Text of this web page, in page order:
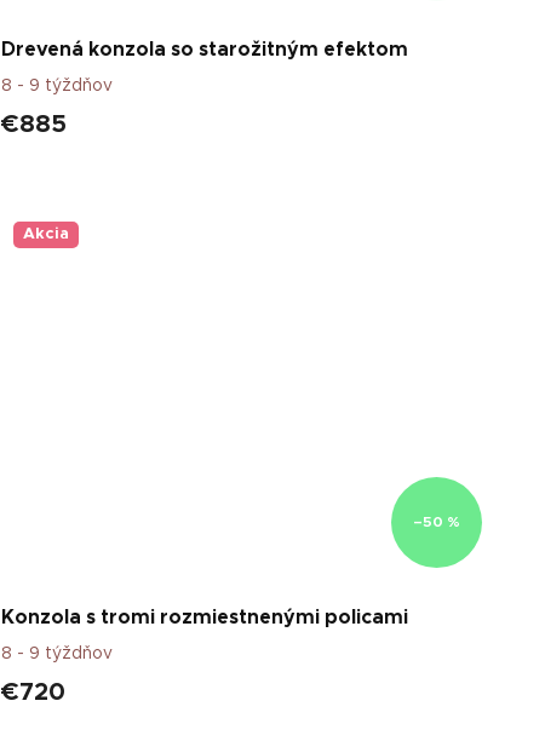
Drevená konzola so starožitným efektom
8 - 9 týždňov
€885
Akcia
–50 %
Konzola s tromi rozmiestnenými policami
8 - 9 týždňov
€720